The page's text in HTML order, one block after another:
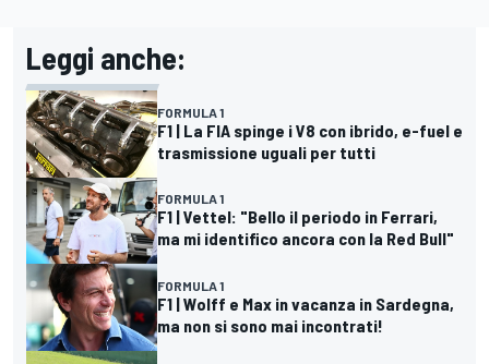
Leggi anche:
FORMULA 1
F1 | La FIA spinge i V8 con ibrido, e-fuel e
trasmissione uguali per tutti
FORMULA 1
F1 | Vettel: "Bello il periodo in Ferrari,
ma mi identifico ancora con la Red Bull"
FORMULA 1
F1 | Wolff e Max in vacanza in Sardegna,
ma non si sono mai incontrati!